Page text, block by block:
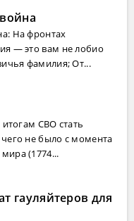
На фронтах
— это вам не лобио
фамилия; От...
СВО стать
не было с момента
(1774...
гауляйтеров для